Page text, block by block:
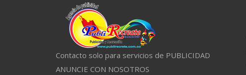
Contacto solo para servicios de PUBLICIDAD
ANUNCIE CON NOSOTROS